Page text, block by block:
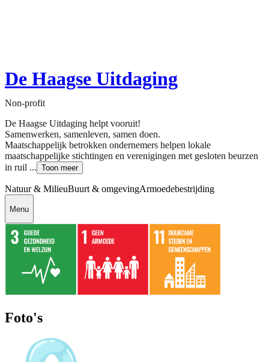
De Haagse Uitdaging
Non-profit
De Haagse Uitdaging helpt vooruit!
Samenwerken, samenleven, samen doen.
Maatschappelijk betrokken ondernemers helpen lokale
maatschappelijke stichtingen en verenigingen met gesloten beurzen
in ruil ... Toon meer
Natuur & MilieuBuurt & omgevingArmoedebestrijding
Menu
Foto's